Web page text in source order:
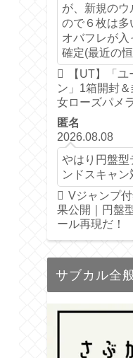
が、新規のウ
ので６枚は多
オバフレが入
確定(最近の
【UT】「
ン」1箱開封
女ローズパメ
匿名
2026.08.08
やはり円盤型
ンドスキャ
Vジャンプ
果公開｜円盤
ール再現だ！
サブカル全